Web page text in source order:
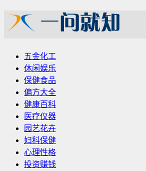
五金化工
休闲娱乐
保健食品
偏方大全
健康百科
医疗仪器
园艺花卉
妇科保健
心理性格
投资赚钱